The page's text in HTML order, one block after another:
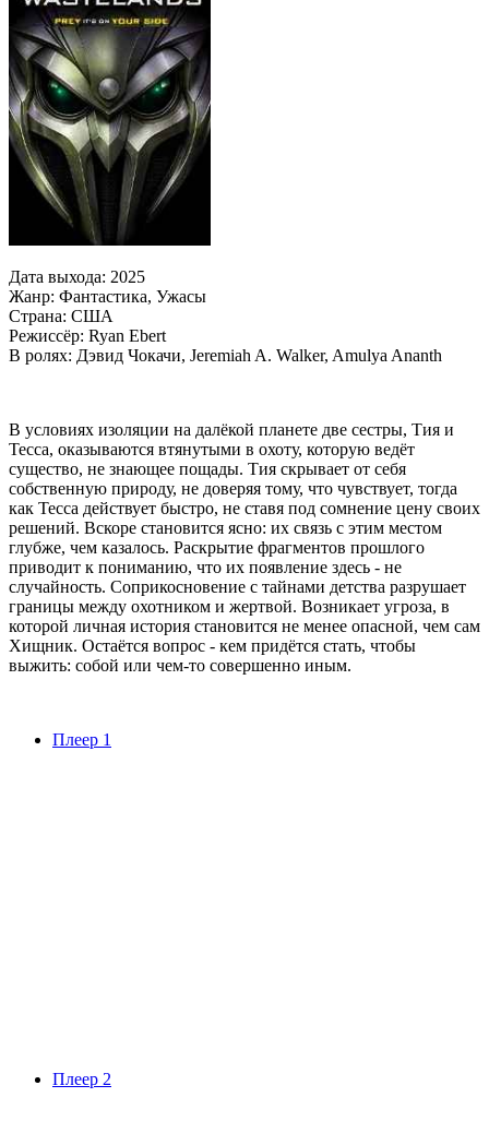
Дата выхода: 2025
Жанр: Фантастика, Ужасы
Страна: США
Режиссёр: Ryan Ebert
В ролях: Дэвид Чокачи, Jeremiah A. Walker, Amulya Ananth
В условиях изоляции на далёкой планете две сестры, Тия и
Тесса, оказываются втянутыми в охоту, которую ведёт
существо, не знающее пощады. Тия скрывает от себя
собственную природу, не доверяя тому, что чувствует, тогда
как Тесса действует быстро, не ставя под сомнение цену своих
решений. Вскоре становится ясно: их связь с этим местом
глубже, чем казалось. Раскрытие фрагментов прошлого
приводит к пониманию, что их появление здесь - не
случайность. Соприкосновение с тайнами детства разрушает
границы между охотником и жертвой. Возникает угроза, в
которой личная история становится не менее опасной, чем сам
Хищник. Остаётся вопрос - кем придётся стать, чтобы
выжить: собой или чем-то совершенно иным.
Плеер 1
Плеер 2